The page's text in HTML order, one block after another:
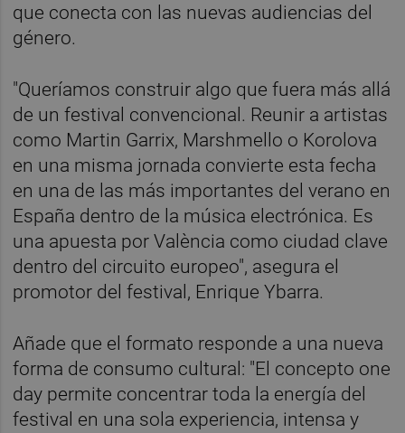
que conecta con las nuevas audiencias del
género.
"Queríamos construir algo que fuera más allá
de un festival convencional. Reunir a artistas
como Martin Garrix, Marshmello o Korolova
en una misma jornada convierte esta fecha
en una de las más importantes del verano en
España dentro de la música electrónica. Es
una apuesta por València como ciudad clave
dentro del circuito europeo", asegura el
promotor del festival, Enrique Ybarra.
Añade que el formato responde a una nueva
forma de consumo cultural: "El concepto one
day permite concentrar toda la energía del
festival en una sola experiencia, intensa y